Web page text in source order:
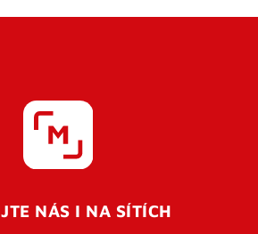
NÁS I NA SÍTÍCH